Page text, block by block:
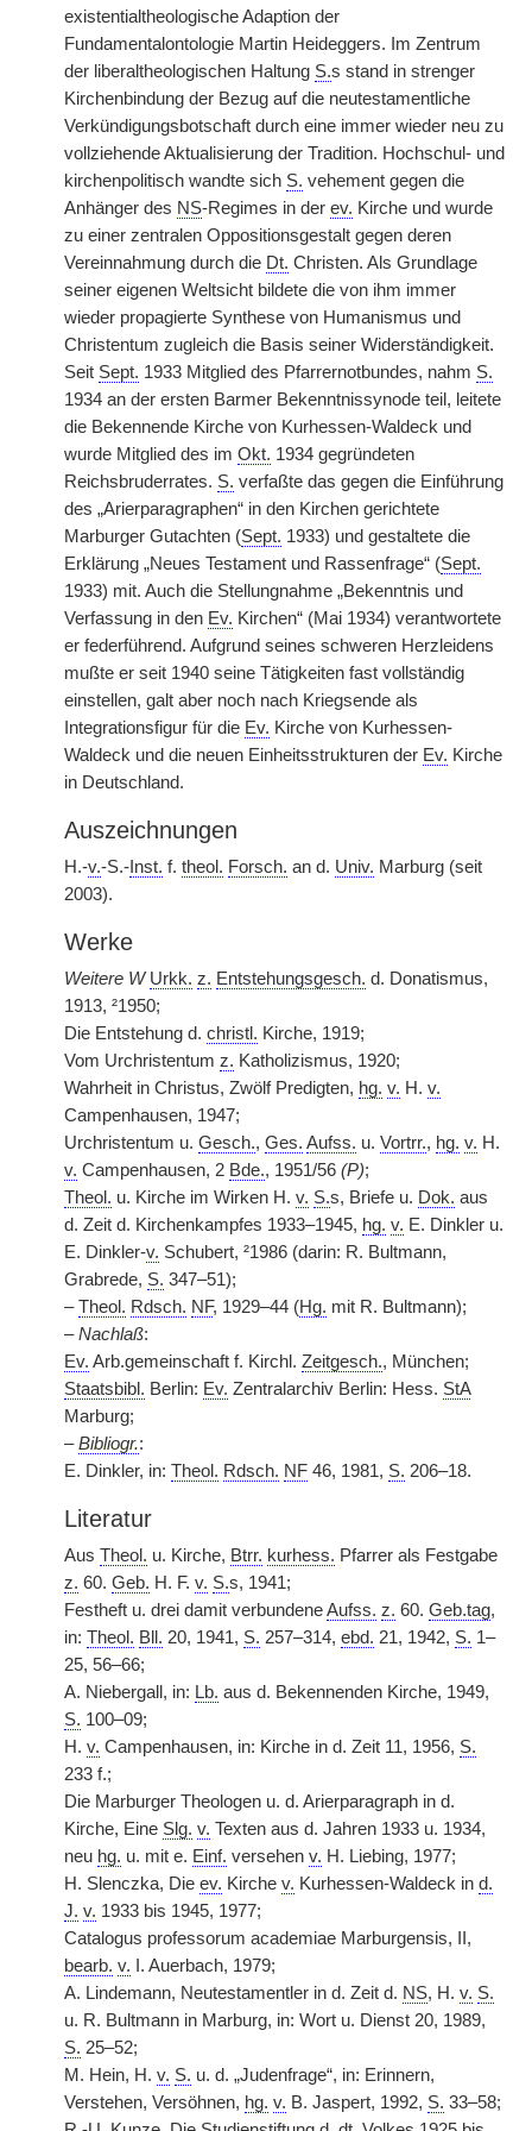
existentialtheologische Adaption der
Fundamentalontologie Martin Heideggers. Im Zentrum
der liberaltheologischen Haltung S.s stand in strenger
Kirchenbindung der Bezug auf die neutestamentliche
Verkündigungsbotschaft durch eine immer wieder neu zu
vollziehende Aktualisierung der Tradition. Hochschul- und
kirchenpolitisch wandte sich S. vehement gegen die
Anhänger des NS-Regimes in der ev. Kirche und wurde
zu einer zentralen Oppositionsgestalt gegen deren
Vereinnahmung durch die Dt. Christen. Als Grundlage
seiner eigenen Weltsicht bildete die von ihm immer
wieder propagierte Synthese von Humanismus und
Christentum zugleich die Basis seiner Widerständigkeit.
Seit Sept. 1933 Mitglied des Pfarrernotbundes, nahm S.
1934 an der ersten Barmer Bekenntnissynode teil, leitete
die Bekennende Kirche von Kurhessen-Waldeck und
wurde Mitglied des im Okt. 1934 gegründeten
Reichsbruderrates. S. verfaßte das gegen die Einführung
des „Arierparagraphen“ in den Kirchen gerichtete
Marburger Gutachten (Sept. 1933) und gestaltete die
Erklärung „Neues Testament und Rassenfrage“ (Sept.
1933) mit. Auch die Stellungnahme „Bekenntnis und
Verfassung in den Ev. Kirchen“ (Mai 1934) verantwortete
er federführend. Aufgrund seines schweren Herzleidens
mußte er seit 1940 seine Tätigkeiten fast vollständig
einstellen, galt aber noch nach Kriegsende als
Integrationsfigur für die Ev. Kirche von Kurhessen-
Waldeck und die neuen Einheitsstrukturen der Ev. Kirche
in Deutschland.
Auszeichnungen
H.-v.-S.- Inst. f. theol. Forsch. an d. Univ. Marburg (seit
2003).
Werke
Weitere W Urkk. z. Entstehungsgesch. d. Donatismus,
1913, ²1950;
Die Entstehung d. christl. Kirche, 1919;
Vom Urchristentum z. Katholizismus, 1920;
Wahrheit in Christus, Zwölf Predigten, hg. v. H. v.
Campenhausen, 1947;
Urchristentum u. Gesch., Ges. Aufss. u. Vortrr., hg. v. H.
v. Campenhausen, 2 Bde., 1951/56 (P);
Theol. u. Kirche im Wirken H. v. S.s, Briefe u. Dok. aus
d. Zeit d. Kirchenkampfes 1933–1945, hg. v. E. Dinkler u.
E. Dinkler-v. Schubert, ²1986 (darin: R. Bultmann,
Grabrede, S. 347–51);
–Theol. Rdsch. NF, 1929–44 (Hg. mit R. Bultmann);
–Nachlaß:
Ev. Arb.gemeinschaft f. Kirchl. Zeitgesch., München;
Staatsbibl. Berlin: Ev. Zentralarchiv Berlin: Hess. StA
Marburg;
–Bibliogr.:
E. Dinkler, in: Theol. Rdsch. NF 46, 1981, S. 206–18.
Literatur
Aus Theol. u. Kirche, Btrr. kurhess. Pfarrer als Festgabe
z. 60. Geb. H. F. v. S.s, 1941;
Festheft u. drei damit verbundeneAufss. z. 60. Geb.tag,
in: Theol. Bll. 20, 1941, S. 257–314, ebd. 21, 1942, S. 1–
25, 56–66;
A. Niebergall, in: Lb. aus d. Bekennenden Kirche, 1949,
S. 100–09;
H. v. Campenhausen, in: Kirche in d. Zeit 11, 1956, S.
233 f.;
Die Marburger Theologen u. d. Arierparagraph in d.
Kirche, Eine Slg. v. Texten aus d. Jahren 1933 u. 1934,
neu hg. u. mit e. Einf. versehen v. H. Liebing, 1977;
H. Slenczka, Die ev. Kirche v. Kurhessen-Waldeck in d.
J. v. 1933 bis 1945, 1977;
Catalogus professorum academiae Marburgensis, II,
bearb. v. I. Auerbach, 1979;
A. Lindemann, Neutestamentler in d. Zeit d. NS, H. v. S.
u. R. Bultmann in Marburg, in: Wort u. Dienst 20, 1989,
S. 25–52;
M. Hein, H. v. S. u. d. „Judenfrage“, in: Erinnern,
Verstehen, Versöhnen, hg. v. B. Jaspert, 1992, S. 33–58;